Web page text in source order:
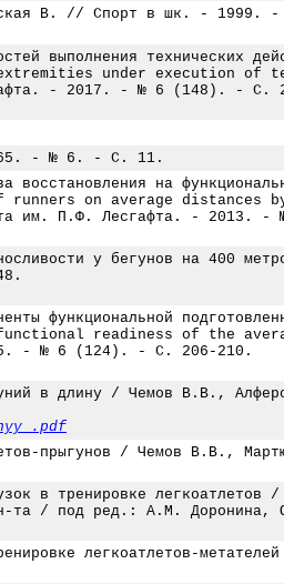
В. // Спорт в шк. -
выполнения технических
extremities under execution
- 2017. - № 6 (148). - С.
- № 6. - С. 11.
на
on average distances
им. П.Ф. Лесгафта. - 2013.
у бегунов на 400
функциональной
readiness of the
- № 6 (124). - С. 206-210.
в длину / Чемов В.В.,
прыгунов / Чемов В.В.,
в тренировке
та / под ред.: А.М.
легкоатлетов-